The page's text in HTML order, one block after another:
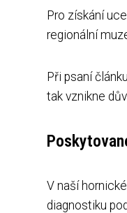
Pro získání
regionální
Při psaní
tak vznikne
V naší
diagnostiku